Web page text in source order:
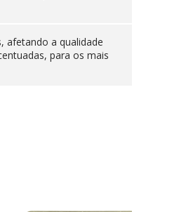
afetando a qualidade
para os mais